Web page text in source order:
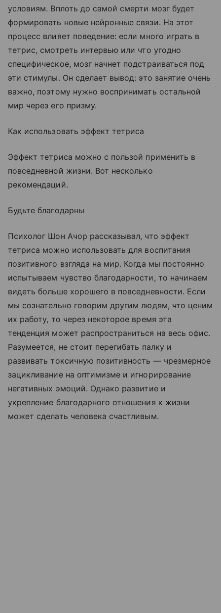
условиям. Вплоть до самой смерти мозг будет
формировать новые нейронные связи. На этот
процесс влияет поведение: если много играть в
тетрис, смотреть интервью или что угодно
специфическое, мозг начнет подстраиваться под
эти стимулы. Он сделает вывод: это занятие очень
важно, поэтому нужно воспринимать остальной
мир через его призму.
Как использовать эффект тетриса
Эффект тетриса можно с пользой применить в
повседневной жизни. Вот несколько
рекомендаций.
Будьте благодарны
Психолог Шон Ачор рассказывал, что эффект
тетриса можно использовать для воспитания
позитивного взгляда на мир. Когда мы постоянно
испытываем чувство благодарности, то начинаем
видеть больше хорошего в повседневности. Если
мы сознательно говорим другим людям, что ценим
их работу, то через некоторое время эта
тенденция может распространиться на весь офис.
Разумеется, не стоит перегибать палку и
развивать токсичную позитивность — чрезмерное
зацикливание на оптимизме и игнорирование
негативных эмоций. Однако развитие и
укрепление благодарного отношения к жизни
может сделать человека счастливым.